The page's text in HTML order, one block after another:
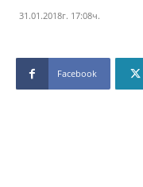
31.01.2018г. 17:08ч.
Facebook